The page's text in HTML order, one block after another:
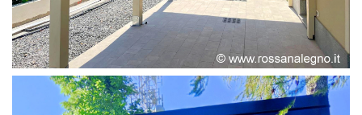
PERGOLA ADOSSATA